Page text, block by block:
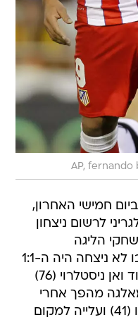
AP, fernando
ביום חמישי האחרון,
לרשום ניצחון
הליגה
האחרונים, כשהמשחק היחיד בו לא ניצחה היה ה-1:1
מול ריאל מדריד. שערים של רוד ואן ניסטלרוי (76)
סידרו למאלגה מהפך אחרי
שער מוקדם של פיליפה קוטיניו (41) ועלייה למקום